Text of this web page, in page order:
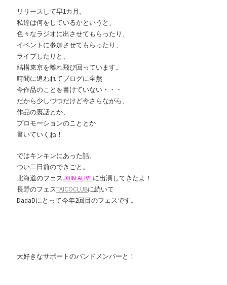
リリースして早1カ月。
私達は何をしているかというと、
色々なラジオに出させてもらったり、
イベントに参加させてもらったり、
ライブしたりと、
結構東京を離れ飛び回っています。
時間に追われてブログに全然
今作品のことを書けていない・・・
だから少しづつだけど今さらながら、
作品の裏話とか、
プロモーションのこととか
書いていくね！
ではキンキンにあった話。
つい二日前のできごと。
北海道のフェスJOIN ALIVEに出演してきたよ！
長野のフェスTAICOCLUBに続いて
DadaDにとって今年2回目のフェスです。
大好きなサポートのバンドメンバーと！